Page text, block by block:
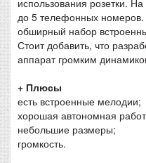
до 5 телефонных
обширный набор
Стоит добавить, что
аппарат громким
+ Плюсы
есть встроенные мелодии;
хорошая автономная
небольшие размеры;
громкость.